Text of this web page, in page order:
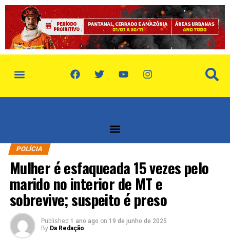
POLÍCIA
Mulher é esfaqueada 15 vezes pelo
marido no interior de MT e
sobrevive; suspeito é preso
Published 1 ano ago on 19 de junho de 2025
By Da Redação